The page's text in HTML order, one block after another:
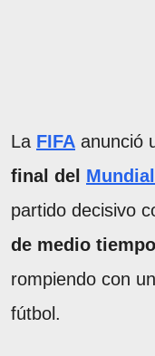
La FIFA anunció
final del
partido decisivo
de medio
rompiendo con
fútbol.